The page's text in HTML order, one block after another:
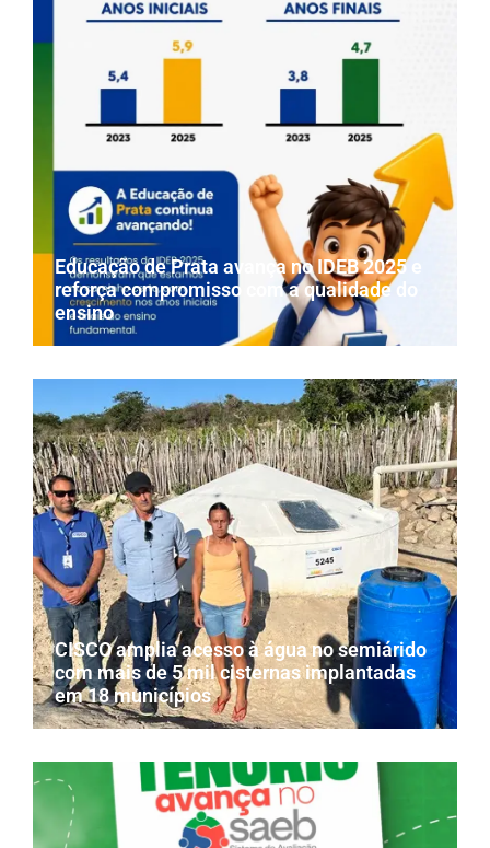
Educação de Prata avança no IDEB 2025 e
reforça compromisso com a qualidade do
ensino
CISCO amplia acesso à água no semiárido
com mais de 5 mil cisternas implantadas
em 18 municípios